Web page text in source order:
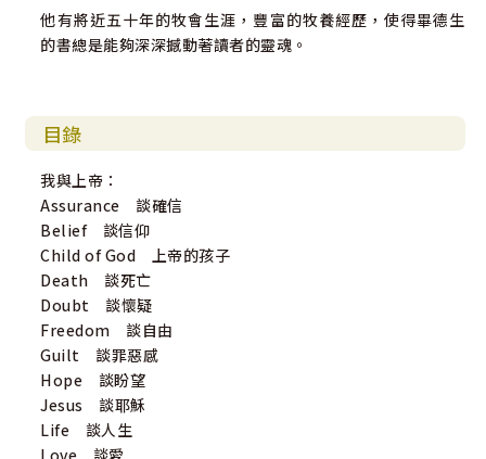
他有將近五十年的牧會生涯，豐富的牧養經歷，使得畢德生
的書總是能夠深深撼動著讀者的靈魂。
目錄
我與上帝：
Assurance 談確信
Belief 談信仰
Child of God 上帝的孩子
Death 談死亡
Doubt 談懷疑
Freedom 談自由
Guilt 談罪惡感
Hope 談盼望
Jesus 談耶穌
Life 談人生